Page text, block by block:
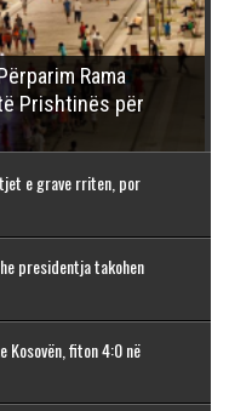
Rama
Prishtinës për
e grave rriten, por
presidentja takohen
Kosovën, fiton 4:0 në